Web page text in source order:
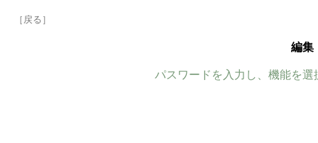
［戻る］
編集
パスワードを入力し、機能を